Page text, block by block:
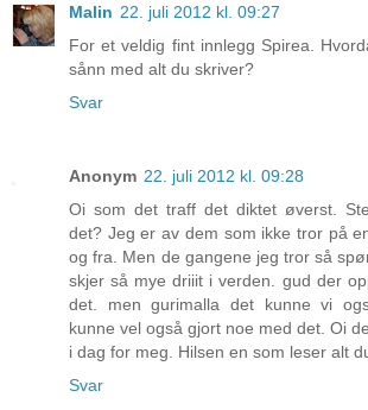
Malin 22. juli 2012 kl. 09:27
For et veldig fint innlegg Spirea.
sånn med alt du skriver?
Svar
Anonym 22. juli 2012 kl. 09:28
Oi som det traff det diktet øverst.
det? Jeg er av dem som ikke tror på
og fra. Men de gangene jeg tror så
skjer så mye driiit i verden. gud der
det. men gurimalla det kunne vi
kunne vel også gjort noe med det. Oi
i dag for meg. Hilsen en som leser alt
Svar